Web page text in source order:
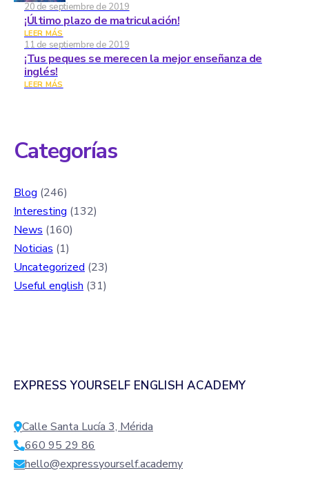
20 de septiembre de 2019
¡Último plazo de matriculación!
LEER MÁS
11 de septiembre de 2019
¡Tus peques se merecen la mejor enseñanza de
inglés!
LEER MÁS
Categorías
Blog (246)
Interesting (132)
News (160)
Noticias (1)
Uncategorized (23)
Useful english (31)
EXPRESS YOURSELF ENGLISH ACADEMY
Calle Santa Lucía 3, Mérida
660 95 29 86
hello@expressyourself.academy